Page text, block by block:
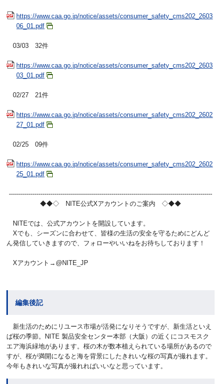
https://www.caa.go.jp/notice/assets/consumer_safety_cms202_2603
06_01.pdf
03/03 32件
https://www.caa.go.jp/notice/assets/consumer_safety_cms202_2603
03_01.pdf
02/27 21件
https://www.caa.go.jp/notice/assets/consumer_safety_cms202_2602
27_01.pdf
02/25 09件
https://www.caa.go.jp/notice/assets/consumer_safety_cms202_2602
25_01.pdf
-------------------------------------------------------------------------------------------------------
◆◆◇ NITE公式Xアカウントのご案内 ◇◆◆
NITEでは、公式アカウントを開設しています。
Xでも、シーズンに合わせて、皆様の生活の安全を守るためにどんど
ん発信していきますので、フォローやいいねをお待ちしております！
Xアカウント→@NITE_JP
編集後記
新生活のためにリユース市場が活発になりそうですが、新生活といえ
ば桜の季節。NITE 製品安全センター本部（大阪）の近くにコスモスク
エア海浜緑地があります。桜の木が数本植えられている場所があるので
すが、桜が満開になると海を背景にしたきれいな桜の写真が撮れます。
今年もきれいな写真が撮れればいいなと思っています。